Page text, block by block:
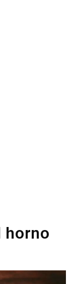
horno